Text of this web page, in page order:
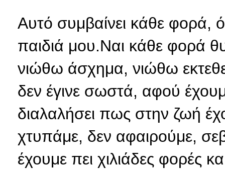
Αυτό συμβαίνει κάθε φορά,
παιδιά μου.Ναι κάθε φορά
νιώθω άσχημα, νιώθω
δεν έγινε σωστά, αφού
διαλαλήσει πως στην ζωή
χτυπάμε, δεν αφαιρούμε,
έχουμε πει χιλιάδες φορές